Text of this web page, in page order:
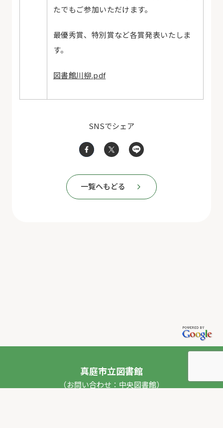
たでもご参加いただけます。
最優秀賞、特別賞など各賞発表いたしま
す。
図書館川柳.pdf
SNSでシェア
一覧へもどる
真庭市立図書館
（お問い合わせ：中央図書館）